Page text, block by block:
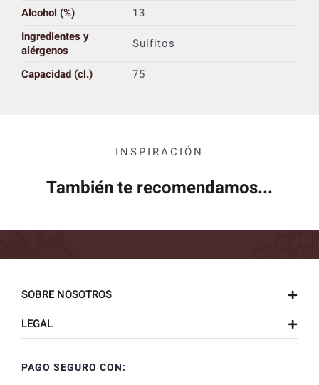
Alcohol (%)
13
Ingredientes y
alérgenos
Sulfitos
Capacidad (cl.)
75
INSPIRACIÓN
También te recomendamos...
SOBRE NOSOTROS
LEGAL
PAGO SEGURO CON: